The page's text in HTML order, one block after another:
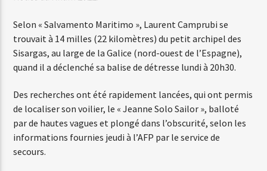
Selon « Salvamento Maritimo », Laurent Camprubi se
trouvait à 14 milles (22 kilomètres) du petit archipel des
Sisargas, au large de la Galice (nord-ouest de l’Espagne),
quand il a déclenché sa balise de détresse lundi à 20h30.
Des recherches ont été rapidement lancées, qui ont permis
de localiser son voilier, le « Jeanne Solo Sailor », balloté
par de hautes vagues et plongé dans l’obscurité, selon les
informations fournies jeudi à l’AFP par le service de
secours.